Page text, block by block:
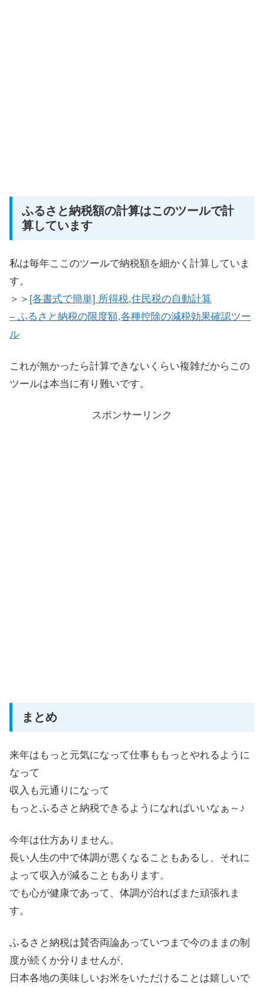
ふるさと納税額の計算はこのツールで計
算しています
私は毎年ここのツールで納税額を細かく計算していま
す。
＞＞ [各書式で簡単] 所得税,住民税の自動計算
– ふるさと納税の限度額,各種控除の減税効果確認ツー
ル
これが無かったら計算できないくらい複雑だからこの
ツールは本当に有り難いです。
スポンサーリンク
まとめ
来年はもっと元気になって仕事ももっとやれるように
なって
収入も元通りになって
もっとふるさと納税できるようになればいいなぁ～♪
今年は仕方ありません。
長い人生の中で体調が悪くなることもあるし、それに
よって収入が減ることもあります。
でも心が健康であって、体調が治ればまた頑張れま
す。
ふるさと納税は賛否両論あっていつまで今のままの制
度が続くか分りませんが、
日本各地の美味しいお米をいただけることは嬉しいで